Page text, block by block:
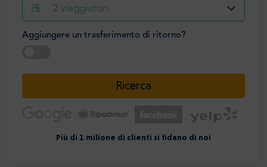
2 viaggiatori
Aggiungere un trasferimento di ritorno?
Ricerca
Più di 1 milione di clienti si fidano di noi